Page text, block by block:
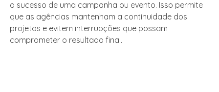
o sucesso de uma campanha ou evento. Isso permite
que as agências mantenham a continuidade dos
projetos e evitem interrupções que possam
comprometer o resultado final.